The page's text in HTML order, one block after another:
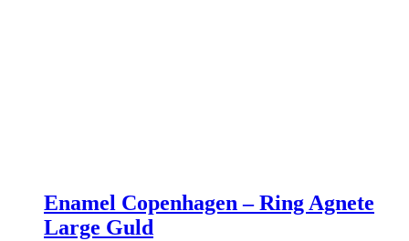
Enamel Copenhagen – Ring Agnete
Large Guld